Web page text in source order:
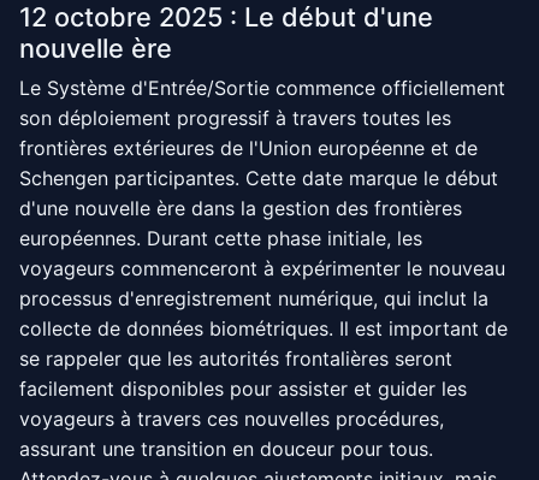
12 octobre 2025 : Le début d'une
nouvelle ère
Le Système d'Entrée/Sortie commence officiellement
son déploiement progressif à travers toutes les
frontières extérieures de l'Union européenne et de
Schengen participantes. Cette date marque le début
d'une nouvelle ère dans la gestion des frontières
européennes. Durant cette phase initiale, les
voyageurs commenceront à expérimenter le nouveau
processus d'enregistrement numérique, qui inclut la
collecte de données biométriques. Il est important de
se rappeler que les autorités frontalières seront
facilement disponibles pour assister et guider les
voyageurs à travers ces nouvelles procédures,
assurant une transition en douceur pour tous.